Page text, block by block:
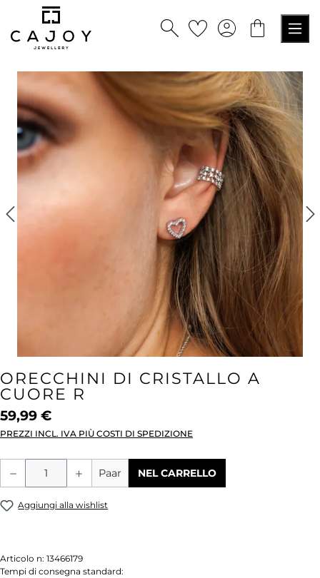
principale
ORECCHINI DI CRISTALLO A
CUORE R
59,99 €
PREZZI INCL. IVA PIÙ COSTI DI SPEDIZIONE
Quantità del prodotto: inserisci la
Paar NEL CARRELLO
Aggiungi alla wishlist
Articolo n: 13466179
Tempi di consegna standard: